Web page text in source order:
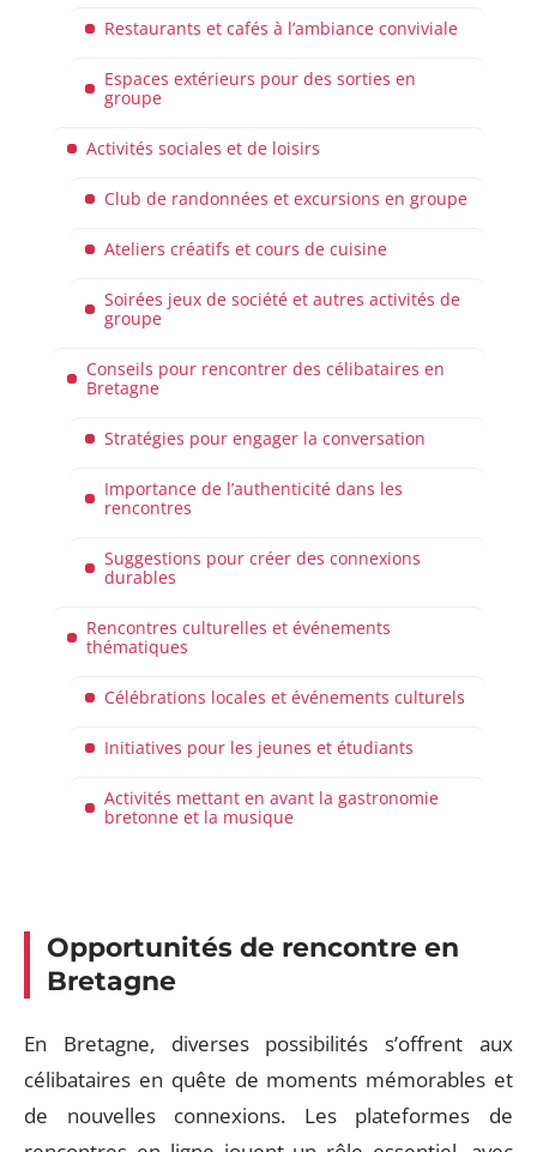
Restaurants et cafés à l’ambiance conviviale
Espaces extérieurs pour des sorties en
groupe
Activités sociales et de loisirs
Club de randonnées et excursions en groupe
Ateliers créatifs et cours de cuisine
Soirées jeux de société et autres activités de
groupe
Conseils pour rencontrer des célibataires en
Bretagne
Stratégies pour engager la conversation
Importance de l’authenticité dans les
rencontres
Suggestions pour créer des connexions
durables
Rencontres culturelles et événements
thématiques
Célébrations locales et événements culturels
Initiatives pour les jeunes et étudiants
Activités mettant en avant la gastronomie
bretonne et la musique
Opportunités de rencontre en
Bretagne
En Bretagne, diverses possibilités s’offrent aux
célibataires en quête de moments mémorables et
de nouvelles connexions. Les plateformes de